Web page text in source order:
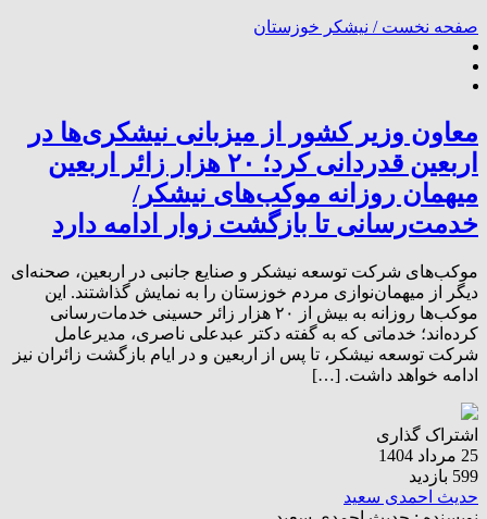
صفحه نخست / نیشکر خوزستان
معاون وزیر کشور از میزبانی نیشکری‌ها در
اربعین قدردانی کرد؛ ۲۰ هزار زائر اربعین
میهمان روزانه موکب‌های نیشکر/
خدمت‌رسانی تا بازگشت زوار ادامه دارد
موکب‌های شرکت توسعه نیشکر و صنایع جانبی در اربعین، صحنه‌ای
دیگر از میهمان‌نوازی مردم خوزستان را به نمایش گذاشتند. این
موکب‌ها روزانه به بیش از ۲۰ هزار زائر حسینی خدمات‌رسانی
کرده‌اند؛ خدماتی که به گفته دکتر عبدعلی ناصری، مدیرعامل
شرکت توسعه نیشکر، تا پس از اربعین و در ایام بازگشت زائران نیز
ادامه خواهد داشت. […]
اشتراک گذاری
25 مرداد 1404
599 بازدید
حدیث احمدی سعید